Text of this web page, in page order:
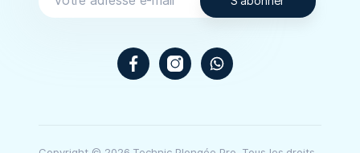
FacebookInstagramWhatsApp